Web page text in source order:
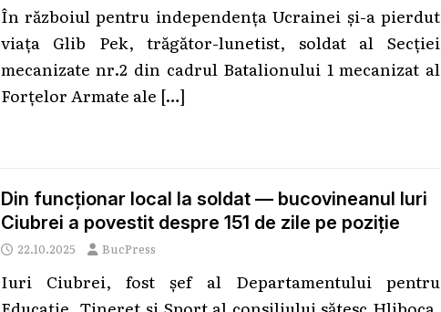
În războiul pentru independența Ucrainei și-a pierdut
viața Glib Pek, trăgător-lunetist, soldat al Secției
mecanizate nr.2 din cadrul Batalionului 1 mecanizat al
Forțelor Armate ale […]
Din funcționar local la soldat — bucovineanul Iuri
Ciubrei a povestit despre 151 de zile pe poziție
22.10.2025 BucPress
Iuri Ciubrei, fost șef al Departamentului pentru
Educație, Tineret și Sport al consiliului sătesc Hliboca,